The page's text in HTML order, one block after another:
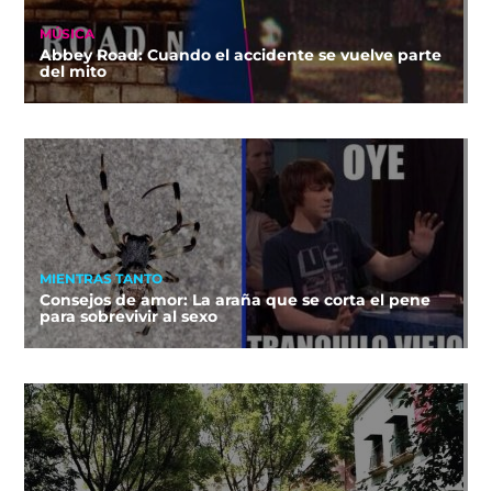
MÚSICA
Abbey Road: Cuando el accidente se vuelve parte
del mito
MIENTRAS TANTO
Consejos de amor: La araña que se corta el pene
para sobrevivir al sexo